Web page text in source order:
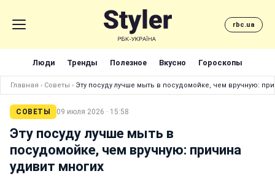
rbc.ua
Люди Тренды Полезное Вкусно Гороскопы
Главная › Советы › Эту посуду лучше мыть в посудомойке, чем вручную:
СОВЕТЫ 09 июля 2026 · 15:58
Эту посуду лучше мыть в
посудомойке, чем вручную: причина
удивит многих